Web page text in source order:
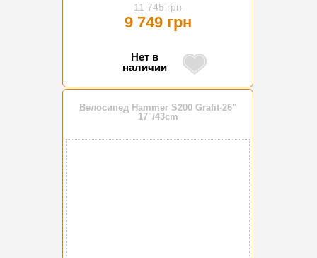
11 745 грн
9 749 грн
Нет в
наличии
Велосипед Hammer S200 Grafit-26"
17"/43cm